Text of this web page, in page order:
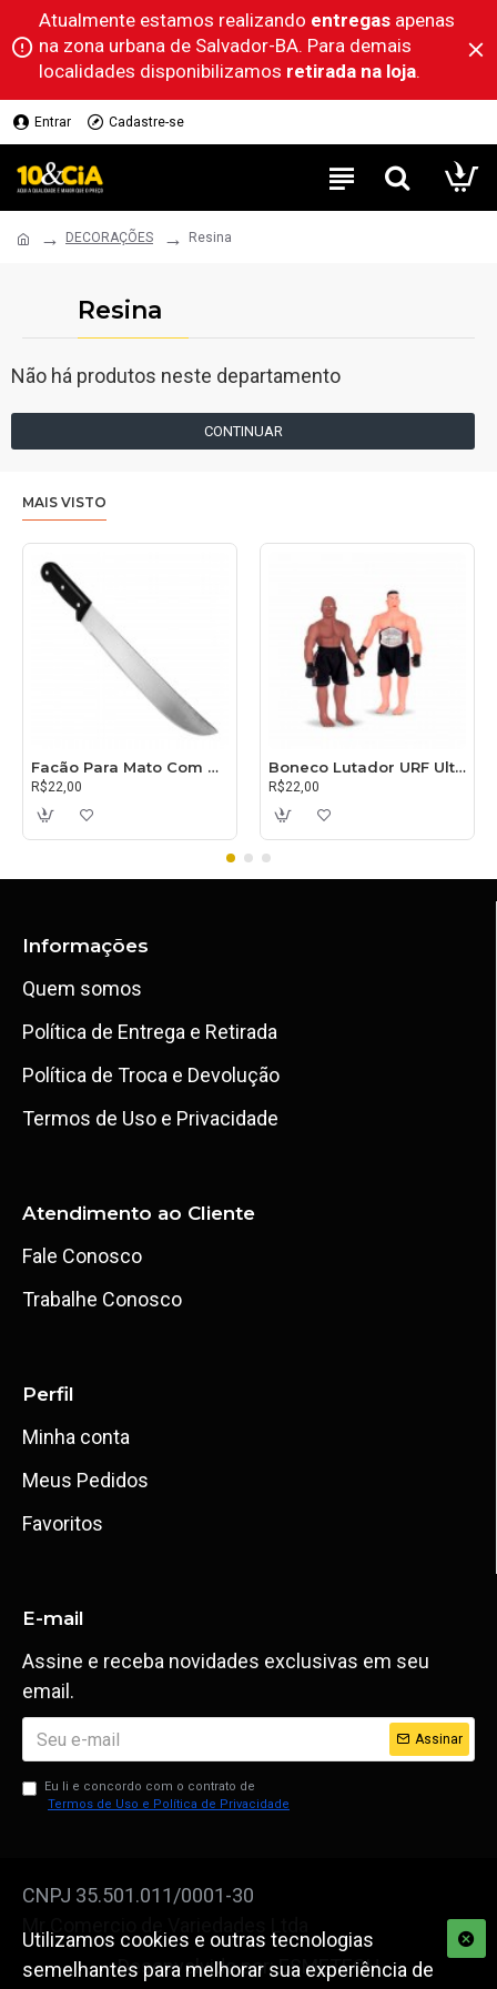
Atualmente estamos realizando entregas apenas
na zona urbana de Salvador-BA. Para demais
localidades disponibilizamos retirada na loja.
Entrar Cadastre-se
DECORAÇÕES Resina
Resina
Não há produtos neste departamento
CONTINUAR
MAIS VISTO
Facão Para Mato Com Cabo 30cm
R$22,00
Boneco Lutador URF Ultimate
R$22,00
Informações
Quem somos
Política de Entrega e Retirada
Política de Troca e Devolução
Termos de Uso e Privacidade
Atendimento ao Cliente
Fale Conosco
Trabalhe Conosco
Perfil
Minha conta
Meus Pedidos
Favoritos
E-mail
Assine e receba novidades exclusivas em seu
email.
Assinar
Eu li e concordo com o contrato de
Termos de Uso e Política de Privacidade
CNPJ 35.501.011/0001-30
Desenvolvido por: ESMETECH
Utilizamos cookies e outras tecnologias
semelhantes para melhorar sua experiência de